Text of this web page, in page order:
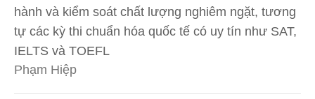
hành và kiểm soát chất lượng nghiêm ngặt, tương
tự các kỳ thi chuẩn hóa quốc tế có uy tín như SAT,
IELTS và TOEFL
Phạm Hiệp